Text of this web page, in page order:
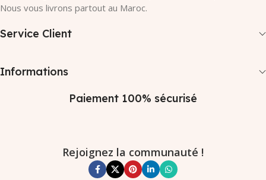
Nous vous livrons partout au Maroc.
Service Client
Informations
Paiement 100% sécurisé
Rejoignez la communauté !